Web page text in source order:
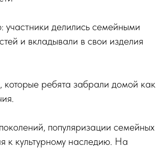
делились семейными
и вкладывали в свои изделия
которые ребята забрали домой как
популяризации семейных
к культурному наследию. На